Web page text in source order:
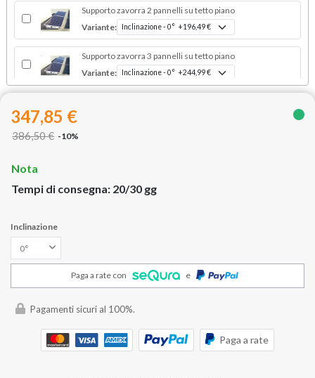
Supporto zavorra 2 pannelli su tetto piano
Variante:
Supporto zavorra 3 pannelli su tetto piano
Variante:
347,85 €
386,50 € -10%
Nota
Tempi di consegna: 20/30 gg
Inclinazione
Paga a rate con e
Pagamenti sicuri al 100%.
Paga a rate